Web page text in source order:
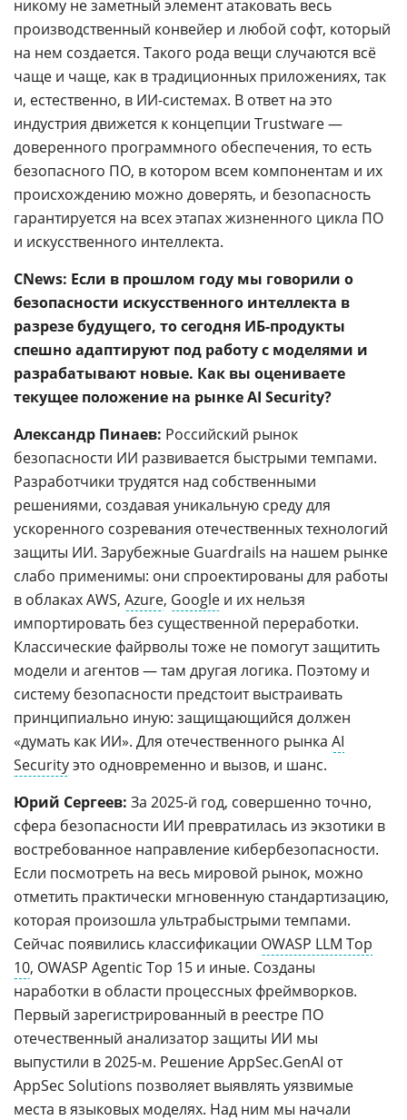
никому не заметный элемент атаковать весь
производственный конвейер и любой софт, который
на нем создается. Такого рода вещи случаются всё
чаще и чаще, как в традиционных приложениях, так
и, естественно, в ИИ-системах. В ответ на это
индустрия движется к концепции Trustware —
доверенного программного обеспечения, то есть
безопасного ПО, в котором всем компонентам и их
происхождению можно доверять, и безопасность
гарантируется на всех этапах жизненного цикла ПО
и искусственного интеллекта.
CNews: Если в прошлом году мы говорили о
безопасности искусственного интеллекта в
разрезе будущего, то сегодня ИБ-продукты
спешно адаптируют под работу с моделями и
разрабатывают новые. Как вы оцениваете
текущее положение на рынке AI Security?
Александр Пинаев: Российский рынок
безопасности ИИ развивается быстрыми темпами.
Разработчики трудятся над собственными
решениями, создавая уникальную среду для
ускоренного созревания отечественных технологий
защиты ИИ. Зарубежные Guardrails на нашем рынке
слабо применимы: они спроектированы для работы
в облаках AWS, Azure, Google и их нельзя
импортировать без существенной переработки.
Классические файрволы тоже не помогут защитить
модели и агентов — там другая логика. Поэтому и
систему безопасности предстоит выстраивать
принципиально иную: защищающийся должен
«думать как ИИ». Для отечественного рынка AI
Securityэто одновременно и вызов, и шанс.
Юрий Сергеев: За 2025-й год, совершенно точно,
сфера безопасности ИИ превратилась из экзотики в
востребованное направление кибербезопасности.
Если посмотреть на весь мировой рынок, можно
отметить практически мгновенную стандартизацию,
которая произошла ультрабыстрыми темпами.
Сейчас появились классификации OWASP LLM Top
10, OWASP Agentic Top 15 и иные. Созданы
наработки в области процессных фреймворков.
Первый зарегистрированный в реестре ПО
отечественный анализатор защиты ИИ мы
выпустили в 2025-м. Решение AppSec.GenAI от
AppSec Solutions позволяет выявлять уязвимые
места в языковых моделях. Над ним мы начали